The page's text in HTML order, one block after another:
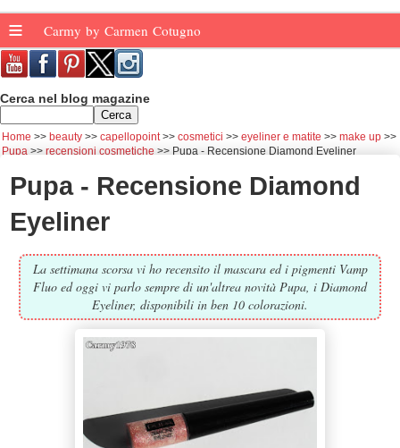
≡ Carmy by Carmen Cotugno
Cerca nel blog magazine
Home beauty capellopoint cosmetici eyeliner e matite
make up
Pupa
recensioni cosmetiche Pupa - Recensione Diamond Eyeliner
Pupa - Recensione Diamond
Eyeliner
La settimana scorsa vi ho recensito il mascara ed i pigmenti Vamp
Fluo ed oggi vi parlo sempre di un'altrea novità Pupa, i Diamond
Eyeliner, disponibili in ben 10 colorazioni.